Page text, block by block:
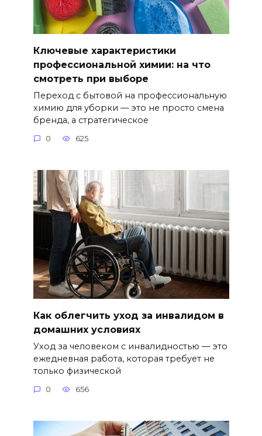
Ключевые характеристики
профессиональной химии: на что
смотреть при выборе
Переход с бытовой на профессиональную
химию для уборки — это не просто смена
бренда, а стратегическое
0 625
Как облегчить уход за инвалидом в
домашних условиях
Уход за человеком с инвалидностью — это
ежедневная работа, которая требует не
только физической
0 656